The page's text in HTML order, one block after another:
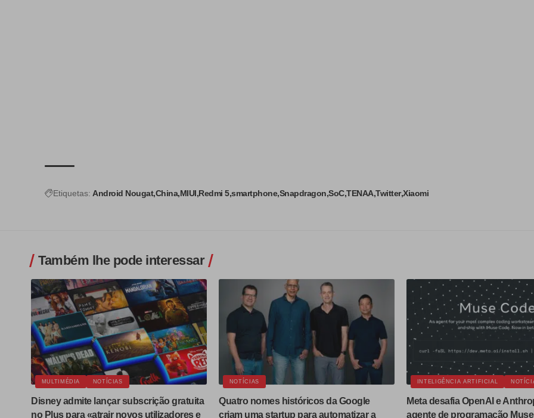
Etiquetas: Android Nougat China MIUI Redmi 5 smartphone Snapdragon SoC TENAA Twitter Xiaomi
Também lhe pode interessar
MULTIMÉDIA NOTÍCIAS
Disney admite lançar subscrição gratuita
no Plus para «atrair novos utilizadores e
NOTÍCIAS
Quatro nomes históricos da Google
criam uma startup para automatizar a
INTELIGÊNCIA ARTIFICIAL
Meta desafia OpenAI e
agente de programação